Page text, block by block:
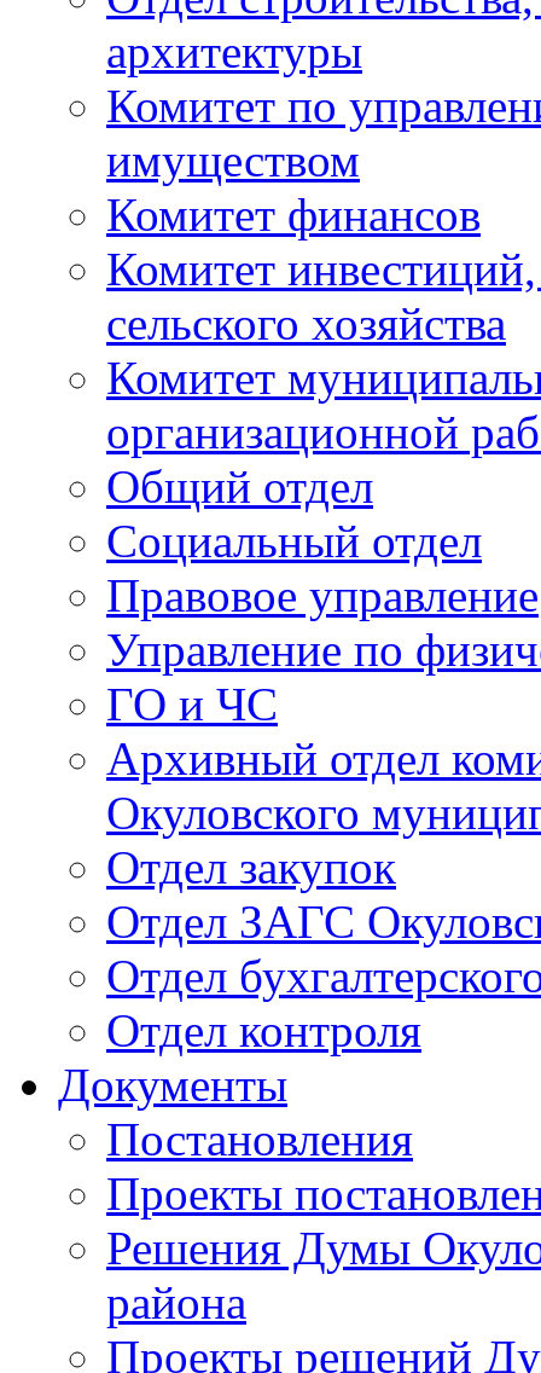
архитектуры
Комитет по
имуществом
Комитет финансов
Комитет
сельского хозяйства
Комитет
организационной
Общий отдел
Социальный отдел
Правовое управление
Управление по
ГО и ЧС
Архивный отдел
Окуловского
Отдел закупок
Отдел ЗАГС
Отдел
Отдел контроля
Документы
Постановления
Проекты
Решения Думы
района
Проекты решений